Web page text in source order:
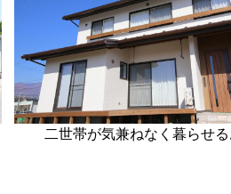
二世帯が気兼ねなく暮らせ